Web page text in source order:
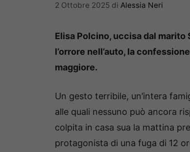
2 Ottobre 2025 di Alessia Neri
Elisa Polcino, uccisa dal marito
l’orrore nell’auto, la
maggiore.
Un gesto terribile, un’intera
alle quali nessuno può ancora
colpita in casa sua la mattina
protagonista di una fuga di 12